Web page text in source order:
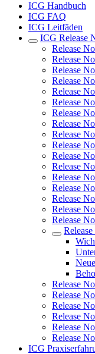
ICG Handbuch
ICG FAQ
ICG Leitfäden
ICG Release
Release
Release
Release
Release
Release
Release
Release
Release
Release
Release
Release
Release
Release
Release
Release
Release
Release
Release
Release
Release
Release
Release
Release
ICG